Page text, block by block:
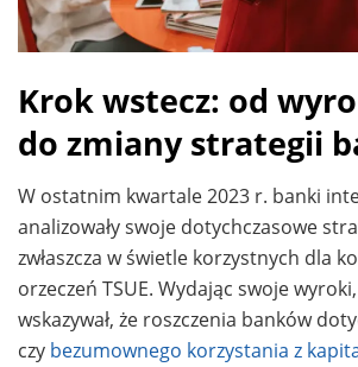
Krok wstecz: od
do zmiany strategii
W ostatnim kwartale 2023 r. banki
analizowały swoje dotychczasowe
zwłaszcza w świetle korzystnych dla
orzeczeń TSUE. Wydając swoje
wskazywał, że roszczenia banków
czy bezumownego korzystania z